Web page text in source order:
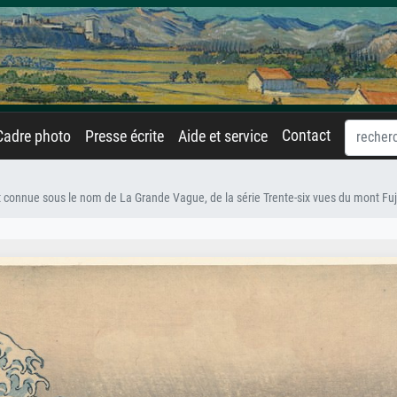
photo Presse écrite Aide et service Contact
sous le nom de La Grande Vague, de la série Trente-six vues du mont